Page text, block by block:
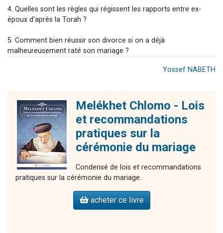
4. Quelles sont les règles qui régissent les rapports entre ex-
époux d'après la Torah ?
5. Comment bien réussir son divorce si on a déjà
malheureusement raté son mariage ?
Yossef NABETH
Melékhet Chlomo - Lois
et recommandations
pratiques sur la
cérémonie du mariage
Condensé de lois et recommandations
pratiques sur la cérémonie du mariage.
acheter ce livre